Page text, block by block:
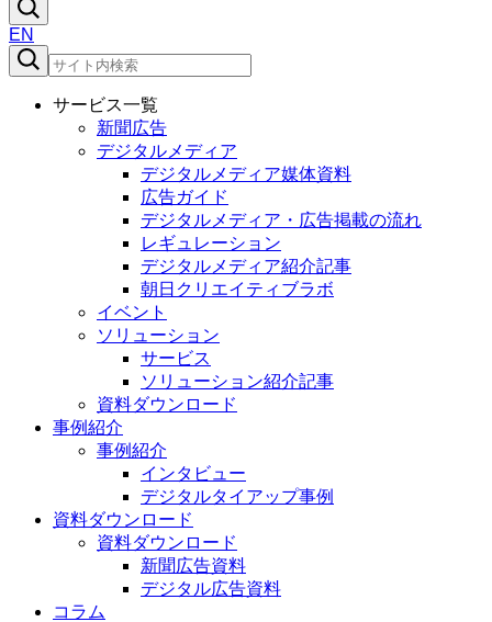
EN
サービス一覧
新聞広告
デジタルメディア
デジタルメディア媒体資料
広告ガイド
デジタルメディア・広告掲載の流れ
レギュレーション
デジタルメディア紹介記事
朝日クリエイティブラボ
イベント
ソリューション
サービス
ソリューション紹介記事
資料ダウンロード
事例紹介
事例紹介
インタビュー
デジタルタイアップ事例
資料ダウンロード
資料ダウンロード
新聞広告資料
デジタル広告資料
コラム